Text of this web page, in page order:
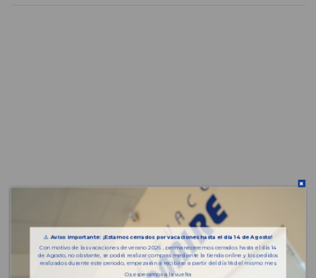
⚠️ Aviso importante: ¡Estamos cerrados por vacaciones hasta el día 14 de Agosto!
Con motivo de las vacaciones de verano 2026 , permaneceremos cerrados hasta el día 14
de Agosto, no obstante, se podrá realizar compras mediante la tienda online y los pedidos
realizados durante este periodo, empezarán a recibirse a partir del día 18 del mismo mes.
Os esperamos a la vuelta